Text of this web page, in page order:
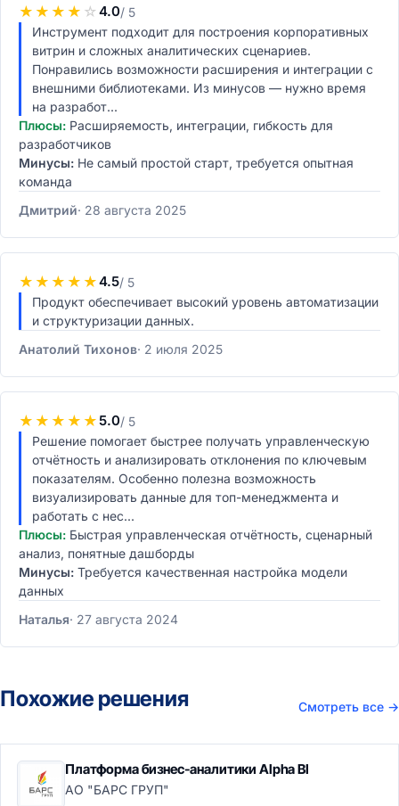
★ ★ ★ ★ ☆4.0/ 5
Инструмент подходит для построения корпоративных
витрин и сложных аналитических сценариев.
Понравились возможности расширения и интеграции с
внешними библиотеками. Из минусов — нужно время
на разработ...
Плюсы: Расширяемость, интеграции, гибкость для
разработчиков
Минусы: Не самый простой старт, требуется опытная
команда
Дмитрий 28 августа 2025
★ ★ ★ ★ ★4.5/ 5
Продукт обеспечивает высокий уровень автоматизации
и структуризации данных.
Анатолий Тихонов 2 июля 2025
★ ★ ★ ★ ★5.0/ 5
Решение помогает быстрее получать управленческую
отчётность и анализировать отклонения по ключевым
показателям. Особенно полезна возможность
визуализировать данные для топ-менеджмента и
работать с нес...
Плюсы: Быстрая управленческая отчётность, сценарный
анализ, понятные дашборды
Минусы: Требуется качественная настройка модели
данных
Наталья 27 августа 2024
Похожие решения Смотреть все →
Платформа бизнес-аналитики Alpha BI
АО "БАРС ГРУП"